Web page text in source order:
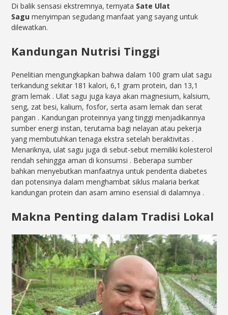
Di balik sensasi ekstremnya, ternyata Sate Ulat
Sagu menyimpan segudang manfaat yang sayang untuk
dilewatkan.
Kandungan Nutrisi Tinggi
Penelitian mengungkapkan bahwa dalam 100 gram ulat sagu
terkandung sekitar 181 kalori, 6,1 gram protein, dan 13,1
gram lemak . Ulat sagu juga kaya akan magnesium, kalsium,
seng, zat besi, kalium, fosfor, serta asam lemak dan serat
pangan . Kandungan proteinnya yang tinggi menjadikannya
sumber energi instan, terutama bagi nelayan atau pekerja
yang membutuhkan tenaga ekstra setelah beraktivitas .
Menariknya, ulat sagu juga di sebut-sebut memiliki kolesterol
rendah sehingga aman di konsumsi . Beberapa sumber
bahkan menyebutkan manfaatnya untuk penderita diabetes
dan potensinya dalam menghambat siklus malaria berkat
kandungan protein dan asam amino esensial di dalamnya .
Makna Penting dalam Tradisi Lokal